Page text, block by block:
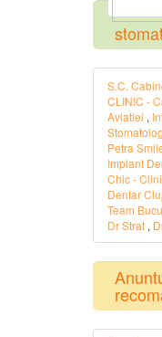
S.C.
CLINIC -
Aviatiei ,
Petra
Implant
Chic -
Dentar
Team
Dr Strat ,